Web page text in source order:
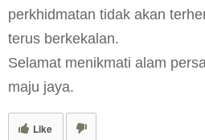
perkhidmatan tidak akan
terus berkekalan.
Selamat menikmati alam
maju jaya.
Like